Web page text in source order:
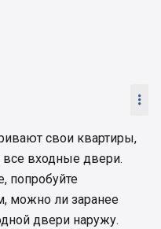

свои квартиры,
все входные двери.
попробуйте
можно ли заранее
двери наружу.